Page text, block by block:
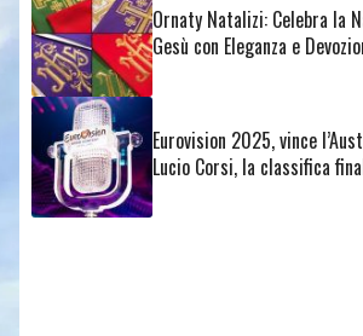
Ornaty Natalizi: Celebra la
Gesù con Eleganza e
Eurovision 2025, vince
Lucio Corsi, la classifica